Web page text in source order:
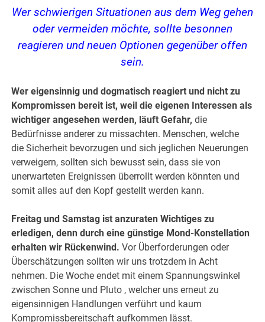
Wer schwierigen Situationen aus dem Weg gehen
oder vermeiden möchte, sollte besonnen
reagieren und neuen Optionen gegenüber offen
sein.
Wer eigensinnig und dogmatisch reagiert und nicht zu
Kompromissen bereit ist, weil die eigenen Interessen als
wichtiger angesehen werden, läuft Gefahr, die
Bedürfnisse anderer zu missachten. Menschen, welche
die Sicherheit bevorzugen und sich jeglichen Neuerungen
verweigern, sollten sich bewusst sein, dass sie von
unerwarteten Ereignissen überrollt werden könnten und
somit alles auf den Kopf gestellt werden kann.
Freitag und Samstag ist anzuraten Wichtiges zu
erledigen, denn durch eine günstige Mond-Konstellation
erhalten wir Rückenwind. Vor Überforderungen oder
Überschätzungen sollten wir uns trotzdem in Acht
nehmen. Die Woche endet mit einem Spannungswinkel
zwischen Sonne und Pluto , welcher uns erneut zu
eigensinnigen Handlungen verführt und kaum
Kompromissbereitschaft aufkommen lässt.